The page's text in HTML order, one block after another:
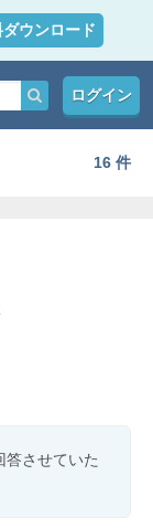
ウンロード
ログイン
16 件
答させていた